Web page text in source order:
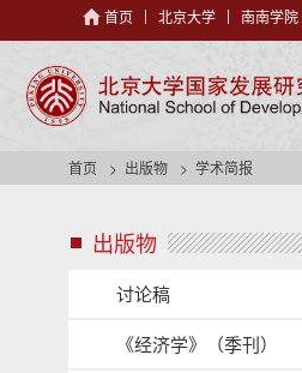
首页 北京大学 南南学院
首页 出版物 学术简报
出版物 s
d
n
讨论稿
《经济学》（季刊）